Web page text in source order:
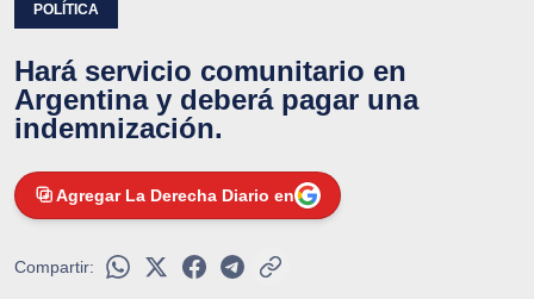
POLÍTICA
Hará servicio comunitario en
Argentina y deberá pagar una
indemnización.
Agregar La Derecha Diario en
Compartir: